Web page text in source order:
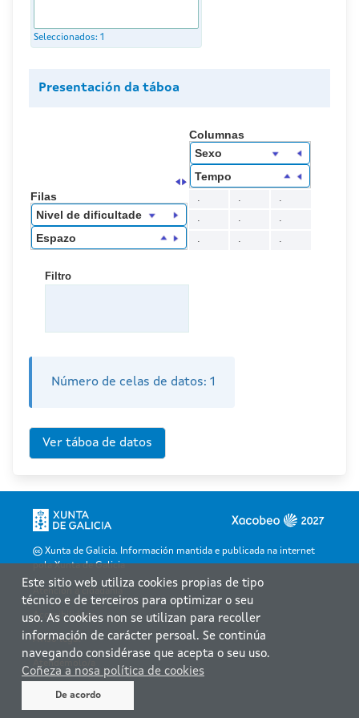
Seleccionados: 1
Presentación da táboa
Columnas
Sexo
Tempo
Filas
Nivel de dificultade
Espazo
Filtro
Número de celas de datos: 1
Xunta de Galicia. Información mantida e publicada na internet
pola Xunta de Galicia
Accesibilidade
Aviso legal
Atendémolo/a
Este sitio web utiliza cookies propias de tipo
técnico e de terceiros para optimizar o seu
uso. As cookies non se utilizan para recoller
información de carácter persoal. Se continúa
navegando considérase que acepta o seu uso.
Coñeza a nosa política de cookies
De acordo